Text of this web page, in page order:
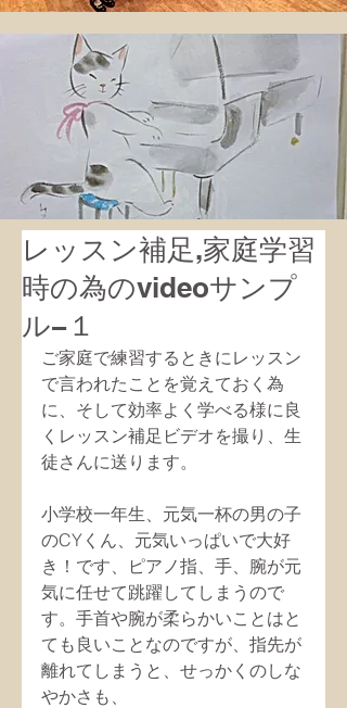
レッスン補足,家庭学習
時の為のvideoサンプ
ル−１
ご家庭で練習するときにレッスン
で言われたことを覚えておく為
に、そして効率よく学べる様に良
くレッスン補足ビデオを撮り、生
徒さんに送ります。
小学校一年生、元気一杯の男の子
のCYくん、元気いっぱいで大好
き！です、ピアノ指、手、腕が元
気に任せて跳躍してしまうので
す。手首や腕が柔らかいことはと
ても良いことなのですが、指先が
離れてしまうと、せっかくのしな
やかさも、